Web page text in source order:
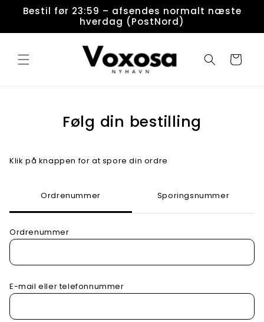
Gå til
indhold
Bestil før 23:59 – afsendes normalt næste
hverdag (PostNord)
Indkøbskurv
Følg din bestilling
Klik på knappen for at spore din ordre
Ordrenummer Sporingsnummer
Ordrenummer
E-mail eller telefonnummer